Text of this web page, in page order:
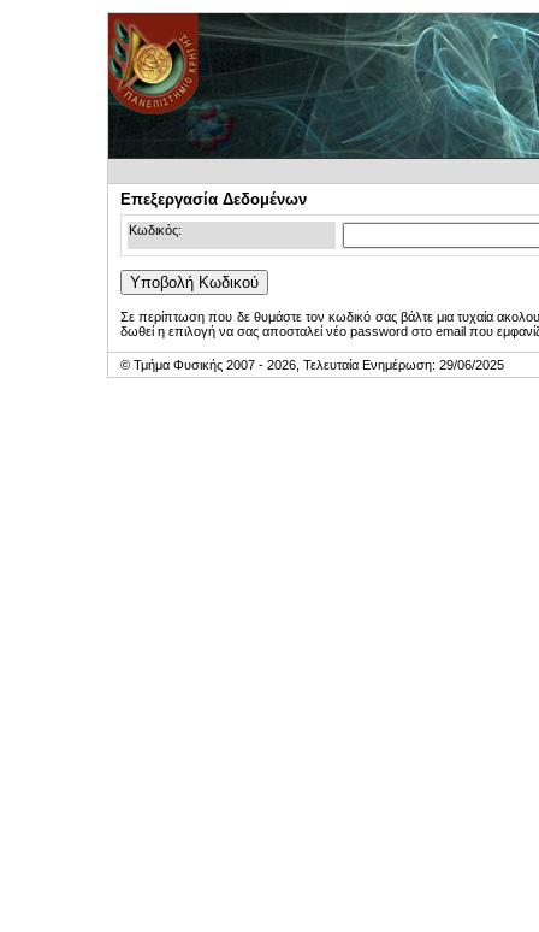
Επεξεργασία Δεδομένων
Κωδικός:
Σε περίπτωση που δε θυμάστε τον κωδικό σας βάλτε μια τυχαία
δωθεί η επιλογή να σας αποσταλεί νέο password στο email που
© Τμήμα Φυσικής 2007 - 2026, Τελευταία Ενημέρωση: 29/06/2025